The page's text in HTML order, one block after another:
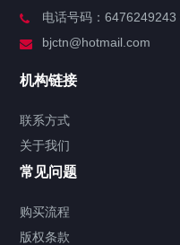
服务分类
签署类文件海牙认证程
视频中心
电话号码：
bjctn@hotmail.com
机构链接
联系方式
关于我们
常见问题
购买流程
版权条款